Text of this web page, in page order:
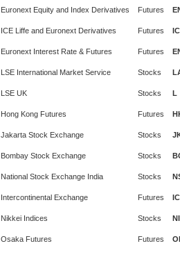
Euronext Equity and Index Derivatives Futures
ICE Liffe and Euronext Derivatives Futures
Euronext Interest Rate & Futures Futures
LSE International Market Service Stocks
LSE UK Stocks L
Hong Kong Futures Futures
Jakarta Stock Exchange Stocks
Bombay Stock Exchange Stocks
National Stock Exchange India Stocks
Intercontinental Exchange Futures
Nikkei Indices Stocks NI
Osaka Futures Futures